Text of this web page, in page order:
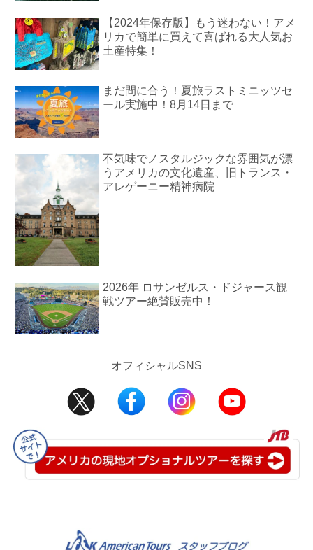
【2024年保存版】もう迷わない！アメ
リカで簡単に買えて喜ばれる大人気お
土産特集！
まだ間に合う！夏旅ラストミニッツセ
ール実施中！8月14日まで
不気味でノスタルジックな雰囲気が漂
うアメリカの文化遺産、旧トランス・
アレゲーニー精神病院
2026年 ロサンゼルス・ドジャース観
戦ツアー絶賛販売中！
オフィシャルSNS